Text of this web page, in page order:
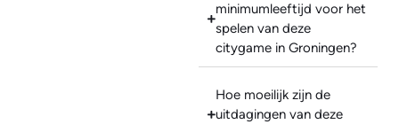
minimumleeftijd voor het
spelen van deze
citygame in Groningen?
Hoe moeilijk zijn de
uitdagingen van deze